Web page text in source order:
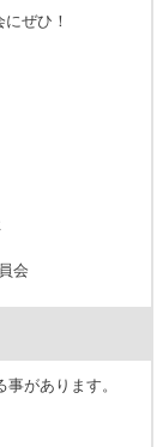
ぜひ！
会
があります。